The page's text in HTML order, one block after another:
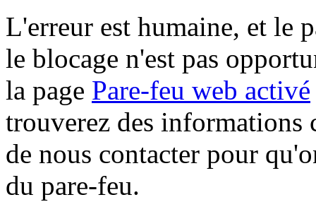
L'erreur est humaine, et le
le blocage n'est pas
la page Pare-feu web activé
trouverez des informations
de nous contacter pour
du pare-feu.